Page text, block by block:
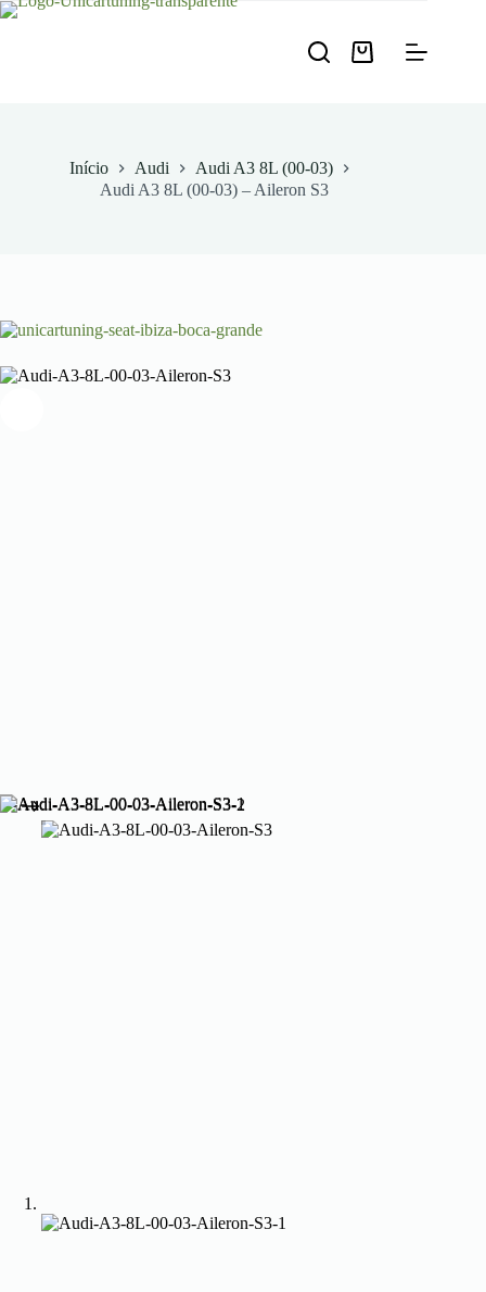
Pular
Carrinho
Início Audi
Audi A3 8L (00-03)
Audi A3 8L (00-03) – Aileron S3